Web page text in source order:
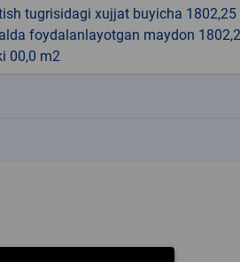
tugrisidagi xujjat buyicha 1802,25
foydalanlayotgan maydon
00,0 m2